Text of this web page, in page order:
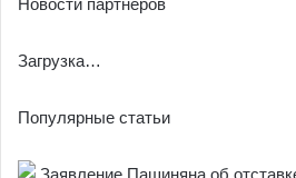
Новости партнеров
Загрузка…
Популярные статьи